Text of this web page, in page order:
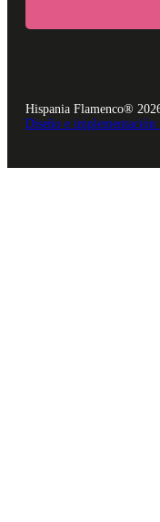
Hispania Flamenco®
Diseño e